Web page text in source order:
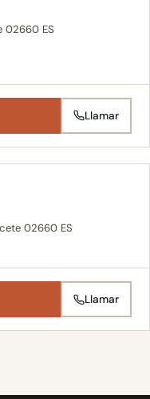
02660 ES
Llamar
02660 ES
Llamar